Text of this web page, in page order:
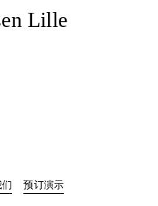
Lille
New Tab预订演示Link Opens in New Tab